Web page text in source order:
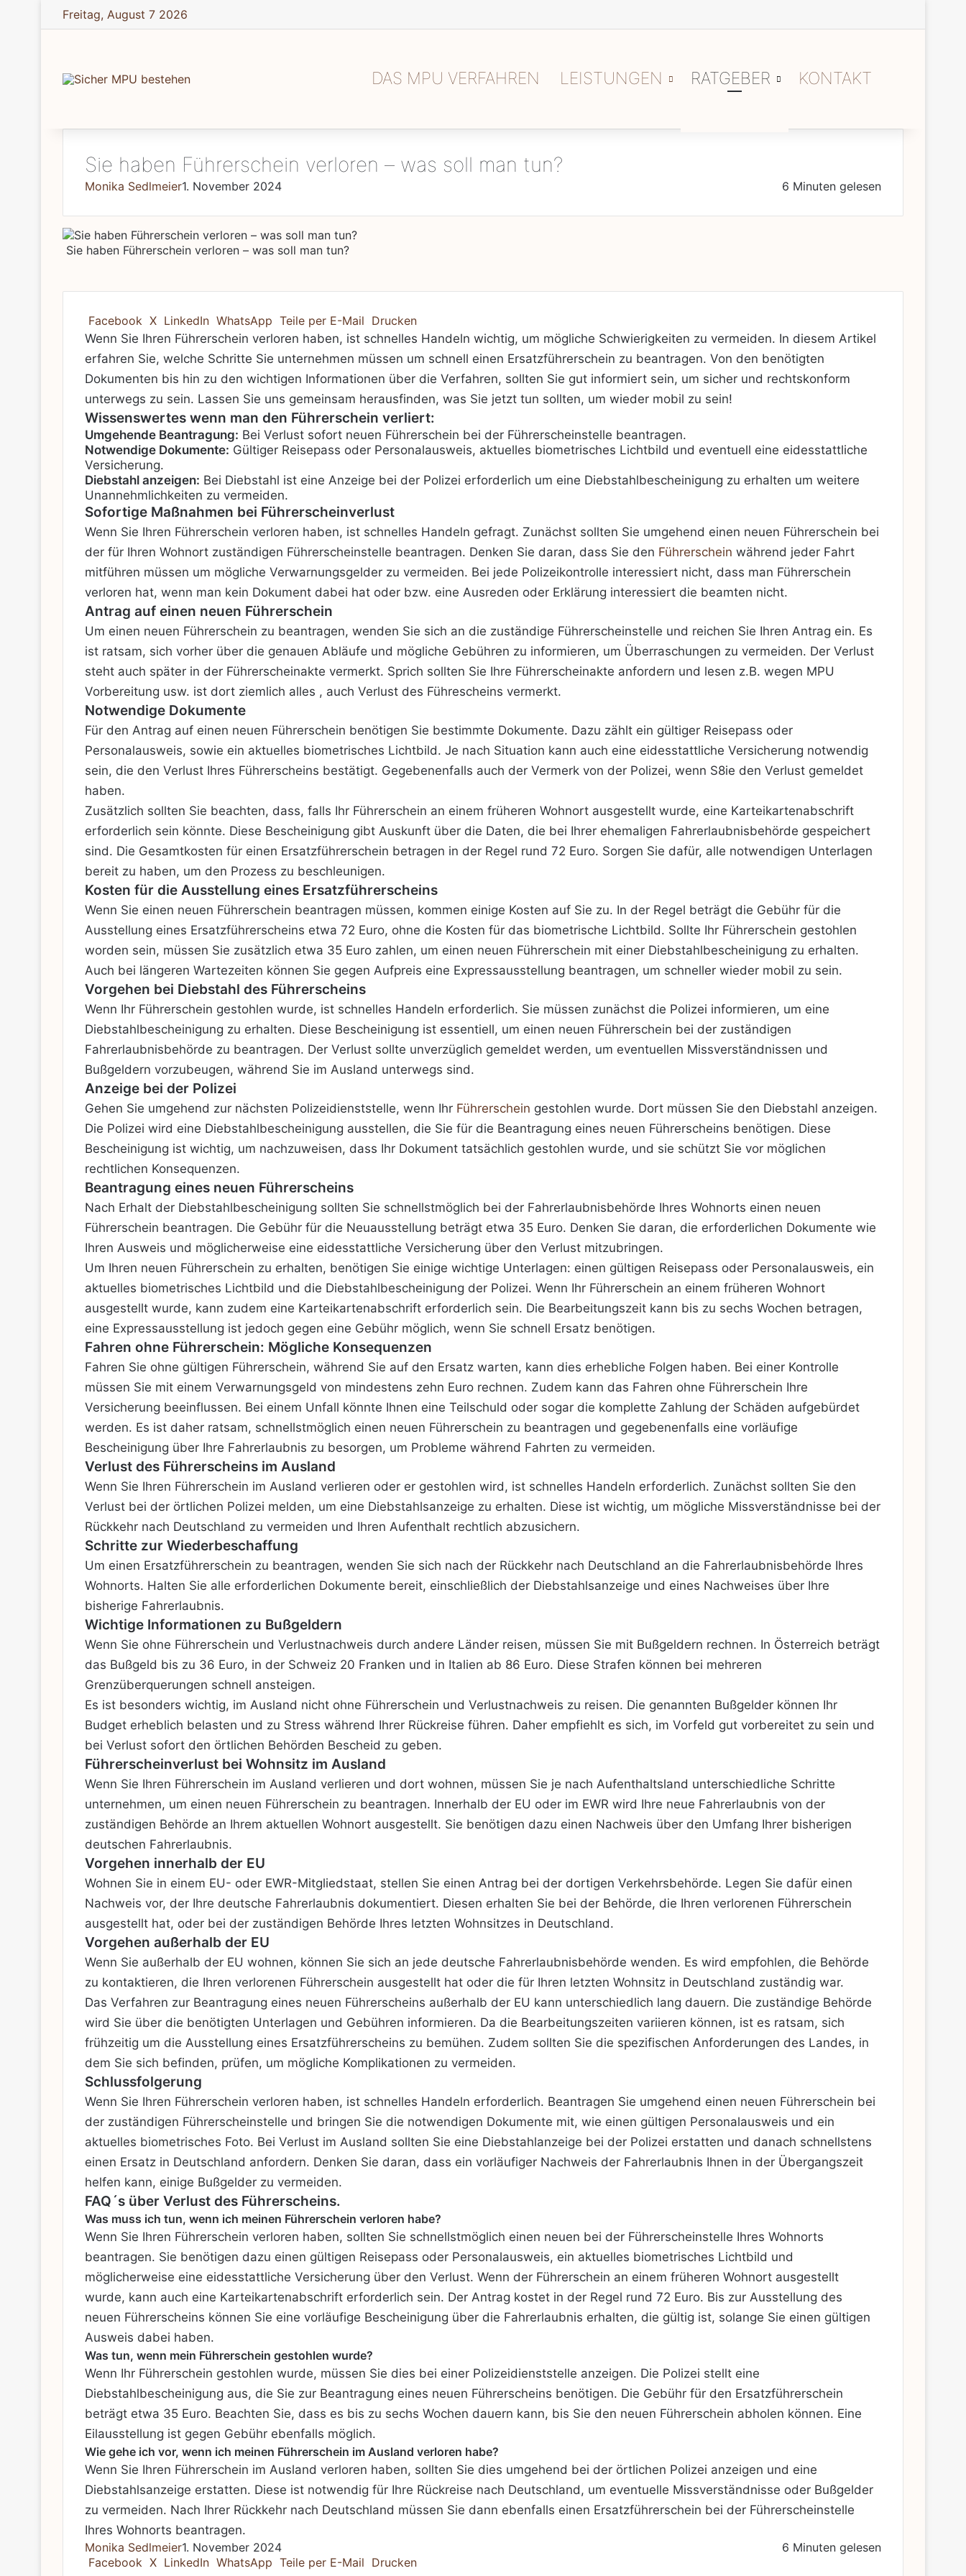
Freitag, August 7 2026
DAS MPU VERFAHREN LEISTUNGEN RATGEBER KONTAKT
Sie haben Führerschein verloren – was soll man tun?
Monika Sedlmeier1. November 2024 6 Minuten gelesen
Sie haben Führerschein verloren – was soll man tun?
Facebook X LinkedIn WhatsApp Teile per E-Mail Drucken
Wenn Sie Ihren Führerschein verloren haben, ist schnelles Handeln wichtig, um mögliche Schwierigkeiten zu vermeiden. In diesem Artikel
erfahren Sie, welche Schritte Sie unternehmen müssen um schnell einen Ersatzführerschein zu beantragen. Von den benötigten
Dokumenten bis hin zu den wichtigen Informationen über die Verfahren, sollten Sie gut informiert sein, um sicher und rechtskonform
unterwegs zu sein. Lassen Sie uns gemeinsam herausfinden, was Sie jetzt tun sollten, um wieder mobil zu sein!
Wissenswertes wenn man den Führerschein verliert:
Umgehende Beantragung: Bei Verlust sofort neuen Führerschein bei der Führerscheinstelle beantragen.
Notwendige Dokumente: Gültiger Reisepass oder Personalausweis, aktuelles biometrisches Lichtbild und eventuell eine eidesstattliche
Versicherung.
Diebstahl anzeigen: Bei Diebstahl ist eine Anzeige bei der Polizei erforderlich um eine Diebstahlbescheinigung zu erhalten um weitere
Unannehmlichkeiten zu vermeiden.
Sofortige Maßnahmen bei Führerscheinverlust
Wenn Sie Ihren Führerschein verloren haben, ist schnelles Handeln gefragt. Zunächst sollten Sie umgehend einen neuen Führerschein bei
der für Ihren Wohnort zuständigen Führerscheinstelle beantragen. Denken Sie daran, dass Sie den Führerschein während jeder Fahrt
mitführen müssen um mögliche Verwarnungsgelder zu vermeiden. Bei jede Polizeikontrolle interessiert nicht, dass man Führerschein
verloren hat, wenn man kein Dokument dabei hat oder bzw. eine Ausreden oder Erklärung interessiert die beamten nicht.
Antrag auf einen neuen Führerschein
Um einen neuen Führerschein zu beantragen, wenden Sie sich an die zuständige Führerscheinstelle und reichen Sie Ihren Antrag ein. Es
ist ratsam, sich vorher über die genauen Abläufe und mögliche Gebühren zu informieren, um Überraschungen zu vermeiden. Der Verlust
steht auch später in der Führerscheinakte vermerkt. Sprich sollten Sie Ihre Führerscheinakte anfordern und lesen z.B. wegen MPU
Vorbereitung usw. ist dort ziemlich alles , auch Verlust des Führescheins vermerkt.
Notwendige Dokumente
Für den Antrag auf einen neuen Führerschein benötigen Sie bestimmte Dokumente. Dazu zählt ein gültiger Reisepass oder
Personalausweis, sowie ein aktuelles biometrisches Lichtbild. Je nach Situation kann auch eine eidesstattliche Versicherung notwendig
sein, die den Verlust Ihres Führerscheins bestätigt. Gegebenenfalls auch der Vermerk von der Polizei, wenn S8ie den Verlust gemeldet
haben.
Zusätzlich sollten Sie beachten, dass, falls Ihr Führerschein an einem früheren Wohnort ausgestellt wurde, eine Karteikartenabschrift
erforderlich sein könnte. Diese Bescheinigung gibt Auskunft über die Daten, die bei Ihrer ehemaligen Fahrerlaubnisbehörde gespeichert
sind. Die Gesamtkosten für einen Ersatzführerschein betragen in der Regel rund 72 Euro. Sorgen Sie dafür, alle notwendigen Unterlagen
bereit zu haben, um den Prozess zu beschleunigen.
Kosten für die Ausstellung eines Ersatzführerscheins
Wenn Sie einen neuen Führerschein beantragen müssen, kommen einige Kosten auf Sie zu. In der Regel beträgt die Gebühr für die
Ausstellung eines Ersatzführerscheins etwa 72 Euro, ohne die Kosten für das biometrische Lichtbild. Sollte Ihr Führerschein gestohlen
worden sein, müssen Sie zusätzlich etwa 35 Euro zahlen, um einen neuen Führerschein mit einer Diebstahlbescheinigung zu erhalten.
Auch bei längeren Wartezeiten können Sie gegen Aufpreis eine Expressausstellung beantragen, um schneller wieder mobil zu sein.
Vorgehen bei Diebstahl des Führerscheins
Wenn Ihr Führerschein gestohlen wurde, ist schnelles Handeln erforderlich. Sie müssen zunächst die Polizei informieren, um eine
Diebstahlbescheinigung zu erhalten. Diese Bescheinigung ist essentiell, um einen neuen Führerschein bei der zuständigen
Fahrerlaubnisbehörde zu beantragen. Der Verlust sollte unverzüglich gemeldet werden, um eventuellen Missverständnissen und
Bußgeldern vorzubeugen, während Sie im Ausland unterwegs sind.
Anzeige bei der Polizei
Gehen Sie umgehend zur nächsten Polizeidienststelle, wenn Ihr Führerschein gestohlen wurde. Dort müssen Sie den Diebstahl anzeigen.
Die Polizei wird eine Diebstahlbescheinigung ausstellen, die Sie für die Beantragung eines neuen Führerscheins benötigen. Diese
Bescheinigung ist wichtig, um nachzuweisen, dass Ihr Dokument tatsächlich gestohlen wurde, und sie schützt Sie vor möglichen
rechtlichen Konsequenzen.
Beantragung eines neuen Führerscheins
Nach Erhalt der Diebstahlbescheinigung sollten Sie schnellstmöglich bei der Fahrerlaubnisbehörde Ihres Wohnorts einen neuen
Führerschein beantragen. Die Gebühr für die Neuausstellung beträgt etwa 35 Euro. Denken Sie daran, die erforderlichen Dokumente wie
Ihren Ausweis und möglicherweise eine eidesstattliche Versicherung über den Verlust mitzubringen.
Um Ihren neuen Führerschein zu erhalten, benötigen Sie einige wichtige Unterlagen: einen gültigen Reisepass oder Personalausweis, ein
aktuelles biometrisches Lichtbild und die Diebstahlbescheinigung der Polizei. Wenn Ihr Führerschein an einem früheren Wohnort
ausgestellt wurde, kann zudem eine Karteikartenabschrift erforderlich sein. Die Bearbeitungszeit kann bis zu sechs Wochen betragen,
eine Expressausstellung ist jedoch gegen eine Gebühr möglich, wenn Sie schnell Ersatz benötigen.
Fahren ohne Führerschein: Mögliche Konsequenzen
Fahren Sie ohne gültigen Führerschein, während Sie auf den Ersatz warten, kann dies erhebliche Folgen haben. Bei einer Kontrolle
müssen Sie mit einem Verwarnungsgeld von mindestens zehn Euro rechnen. Zudem kann das Fahren ohne Führerschein Ihre
Versicherung beeinflussen. Bei einem Unfall könnte Ihnen eine Teilschuld oder sogar die komplette Zahlung der Schäden aufgebürdet
werden. Es ist daher ratsam, schnellstmöglich einen neuen Führerschein zu beantragen und gegebenenfalls eine vorläufige
Bescheinigung über Ihre Fahrerlaubnis zu besorgen, um Probleme während Fahrten zu vermeiden.
Verlust des Führerscheins im Ausland
Wenn Sie Ihren Führerschein im Ausland verlieren oder er gestohlen wird, ist schnelles Handeln erforderlich. Zunächst sollten Sie den
Verlust bei der örtlichen Polizei melden, um eine Diebstahlsanzeige zu erhalten. Diese ist wichtig, um mögliche Missverständnisse bei der
Rückkehr nach Deutschland zu vermeiden und Ihren Aufenthalt rechtlich abzusichern.
Schritte zur Wiederbeschaffung
Um einen Ersatzführerschein zu beantragen, wenden Sie sich nach der Rückkehr nach Deutschland an die Fahrerlaubnisbehörde Ihres
Wohnorts. Halten Sie alle erforderlichen Dokumente bereit, einschließlich der Diebstahlsanzeige und eines Nachweises über Ihre
bisherige Fahrerlaubnis.
Wichtige Informationen zu Bußgeldern
Wenn Sie ohne Führerschein und Verlustnachweis durch andere Länder reisen, müssen Sie mit Bußgeldern rechnen. In Österreich beträgt
das Bußgeld bis zu 36 Euro, in der Schweiz 20 Franken und in Italien ab 86 Euro. Diese Strafen können bei mehreren
Grenzüberquerungen schnell ansteigen.
Es ist besonders wichtig, im Ausland nicht ohne Führerschein und Verlustnachweis zu reisen. Die genannten Bußgelder können Ihr
Budget erheblich belasten und zu Stress während Ihrer Rückreise führen. Daher empfiehlt es sich, im Vorfeld gut vorbereitet zu sein und
bei Verlust sofort den örtlichen Behörden Bescheid zu geben.
Führerscheinverlust bei Wohnsitz im Ausland
Wenn Sie Ihren Führerschein im Ausland verlieren und dort wohnen, müssen Sie je nach Aufenthaltsland unterschiedliche Schritte
unternehmen, um einen neuen Führerschein zu beantragen. Innerhalb der EU oder im EWR wird Ihre neue Fahrerlaubnis von der
zuständigen Behörde an Ihrem aktuellen Wohnort ausgestellt. Sie benötigen dazu einen Nachweis über den Umfang Ihrer bisherigen
deutschen Fahrerlaubnis.
Vorgehen innerhalb der EU
Wohnen Sie in einem EU- oder EWR-Mitgliedstaat, stellen Sie einen Antrag bei der dortigen Verkehrsbehörde. Legen Sie dafür einen
Nachweis vor, der Ihre deutsche Fahrerlaubnis dokumentiert. Diesen erhalten Sie bei der Behörde, die Ihren verlorenen Führerschein
ausgestellt hat, oder bei der zuständigen Behörde Ihres letzten Wohnsitzes in Deutschland.
Vorgehen außerhalb der EU
Wenn Sie außerhalb der EU wohnen, können Sie sich an jede deutsche Fahrerlaubnisbehörde wenden. Es wird empfohlen, die Behörde
zu kontaktieren, die Ihren verlorenen Führerschein ausgestellt hat oder die für Ihren letzten Wohnsitz in Deutschland zuständig war.
Das Verfahren zur Beantragung eines neuen Führerscheins außerhalb der EU kann unterschiedlich lang dauern. Die zuständige Behörde
wird Sie über die benötigten Unterlagen und Gebühren informieren. Da die Bearbeitungszeiten variieren können, ist es ratsam, sich
frühzeitig um die Ausstellung eines Ersatzführerscheins zu bemühen. Zudem sollten Sie die spezifischen Anforderungen des Landes, in
dem Sie sich befinden, prüfen, um mögliche Komplikationen zu vermeiden.
Schlussfolgerung
Wenn Sie Ihren Führerschein verloren haben, ist schnelles Handeln erforderlich. Beantragen Sie umgehend einen neuen Führerschein bei
der zuständigen Führerscheinstelle und bringen Sie die notwendigen Dokumente mit, wie einen gültigen Personalausweis und ein
aktuelles biometrisches Foto. Bei Verlust im Ausland sollten Sie eine Diebstahlanzeige bei der Polizei erstatten und danach schnellstens
einen Ersatz in Deutschland anfordern. Denken Sie daran, dass ein vorläufiger Nachweis der Fahrerlaubnis Ihnen in der Übergangszeit
helfen kann, einige Bußgelder zu vermeiden.
FAQ´s über Verlust des Führerscheins.
Was muss ich tun, wenn ich meinen Führerschein verloren habe?
Wenn Sie Ihren Führerschein verloren haben, sollten Sie schnellstmöglich einen neuen bei der Führerscheinstelle Ihres Wohnorts
beantragen. Sie benötigen dazu einen gültigen Reisepass oder Personalausweis, ein aktuelles biometrisches Lichtbild und
möglicherweise eine eidesstattliche Versicherung über den Verlust. Wenn der Führerschein an einem früheren Wohnort ausgestellt
wurde, kann auch eine Karteikartenabschrift erforderlich sein. Der Antrag kostet in der Regel rund 72 Euro. Bis zur Ausstellung des
neuen Führerscheins können Sie eine vorläufige Bescheinigung über die Fahrerlaubnis erhalten, die gültig ist, solange Sie einen gültigen
Ausweis dabei haben.
Was tun, wenn mein Führerschein gestohlen wurde?
Wenn Ihr Führerschein gestohlen wurde, müssen Sie dies bei einer Polizeidienststelle anzeigen. Die Polizei stellt eine
Diebstahlbescheinigung aus, die Sie zur Beantragung eines neuen Führerscheins benötigen. Die Gebühr für den Ersatzführerschein
beträgt etwa 35 Euro. Beachten Sie, dass es bis zu sechs Wochen dauern kann, bis Sie den neuen Führerschein abholen können. Eine
Eilausstellung ist gegen Gebühr ebenfalls möglich.
Wie gehe ich vor, wenn ich meinen Führerschein im Ausland verloren habe?
Wenn Sie Ihren Führerschein im Ausland verloren haben, sollten Sie dies umgehend bei der örtlichen Polizei anzeigen und eine
Diebstahlsanzeige erstatten. Diese ist notwendig für Ihre Rückreise nach Deutschland, um eventuelle Missverständnisse oder Bußgelder
zu vermeiden. Nach Ihrer Rückkehr nach Deutschland müssen Sie dann ebenfalls einen Ersatzführerschein bei der Führerscheinstelle
Ihres Wohnorts beantragen.
Monika Sedlmeier1. November 2024
6 Minuten gelesen
Facebook X LinkedIn WhatsApp Teile per E-Mail Drucken